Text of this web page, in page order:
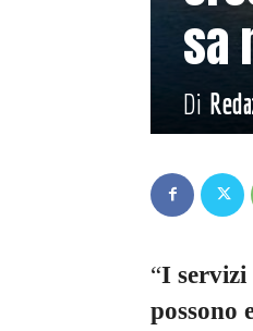
sa
Di
“I servizi
possono